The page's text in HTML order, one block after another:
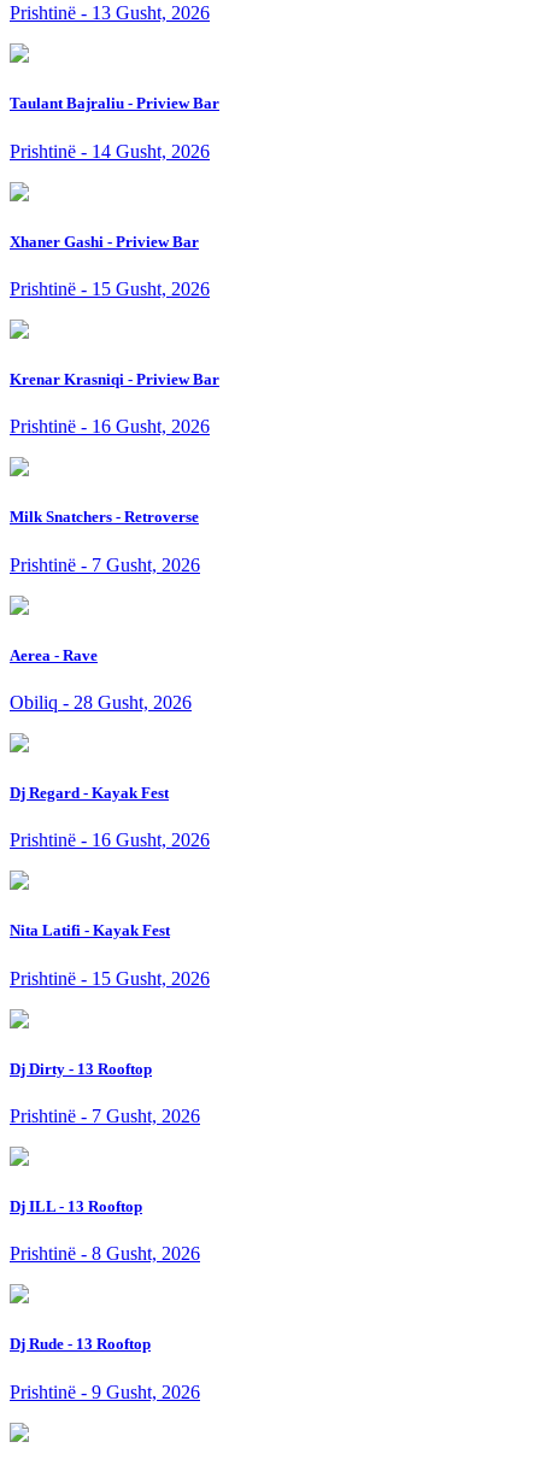
Prishtinë - 13 Gusht, 2026
Taulant Bajraliu - Priview Bar
Prishtinë - 14 Gusht, 2026
Xhaner Gashi - Priview Bar
Prishtinë - 15 Gusht, 2026
Krenar Krasniqi - Priview Bar
Prishtinë - 16 Gusht, 2026
Milk Snatchers - Retroverse
Prishtinë - 7 Gusht, 2026
Aerea - Rave
Obiliq - 28 Gusht, 2026
Dj Regard - Kayak Fest
Prishtinë - 16 Gusht, 2026
Nita Latifi - Kayak Fest
Prishtinë - 15 Gusht, 2026
Dj Dirty - 13 Rooftop
Prishtinë - 7 Gusht, 2026
Dj ILL - 13 Rooftop
Prishtinë - 8 Gusht, 2026
Dj Rude - 13 Rooftop
Prishtinë - 9 Gusht, 2026